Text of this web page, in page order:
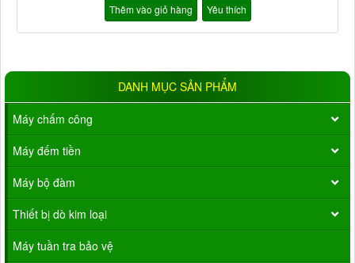
Thêm vào giỏ hàng Yêu thích
DANH MỤC SẢN PHẨM
Máy chấm công
Máy đếm tiền
Máy bộ đàm
Thiết bị dò kim loại
Máy tuần tra bảo vệ